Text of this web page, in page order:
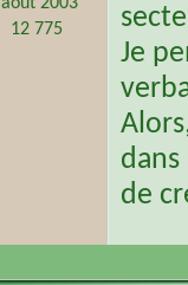
12 775
Je
de